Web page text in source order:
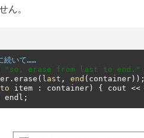
ん。
いて……
"so, erase from last to end."
. erase ( last , end ( container ));
item : container ) { cout <<
endl ;